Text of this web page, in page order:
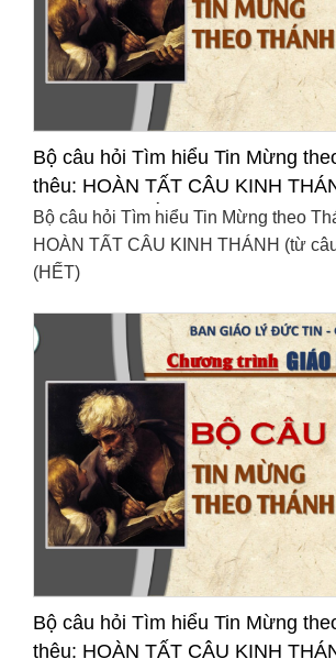
Bộ câu hỏi Tìm hiểu Tin Mừng
thêu: HOÀN TẤT CÂU KINH
251 – 300 (HẾT)
Bộ câu hỏi Tìm hiểu Tin Mừng theo
HOÀN TẤT CÂU KINH THÁNH (từ
(HẾT)
Bộ câu hỏi Tìm hiểu Tin Mừng
thêu: HOÀN TẤT CÂU KINH